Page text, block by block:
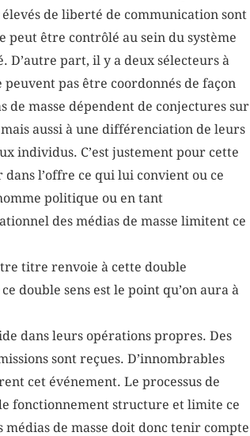
de liberté de communication sont
peut être contrôlé au sein du système
part, il y a deux sélecteurs à
pas être coordonnés de façon
masse dépendent de conjectures sur
aussi à une différenciation de leurs
individus. C’est justement pour cette
l’offre ce qui lui convient ou ce
politique ou en tant
des médias de masse limitent ce
titre renvoie à cette double
double sens est le point qu’on aura à
dans leurs opérations propres. Des
sont reçues. D’innombrables
cet événement. Le processus de
fonctionnement structure et limite ce
de masse doit donc tenir compte